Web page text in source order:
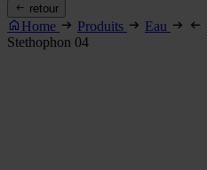
retour
Home Produits Eau
Stethophon 04